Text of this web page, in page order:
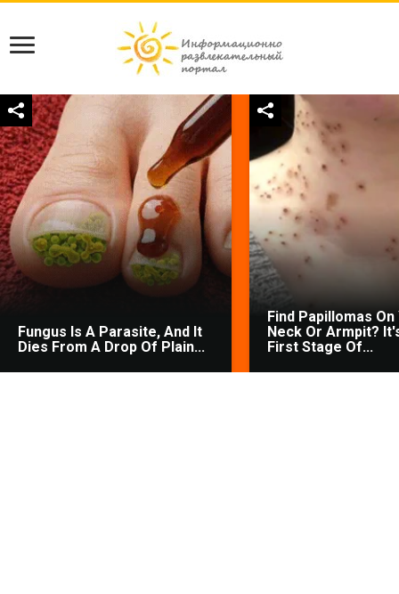
Fungus Is A Parasite, And It
Dies From A Drop Of Plain...
Find Papillomas On
Neck Or Armpit?
First Stage Of...